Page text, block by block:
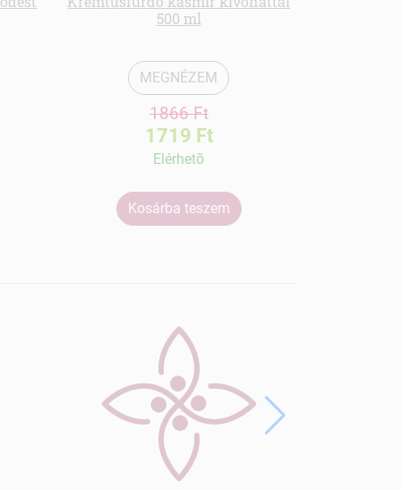
500 ml
MEGNÉZEM
1866 Ft
1719 Ft
Elérhetõ
Kosárba teszem